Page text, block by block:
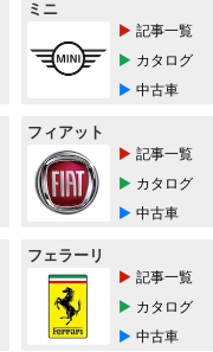
ミニ
記事一覧
カタログ
中古車
フィアット
記事一覧
カタログ
中古車
フェラーリ
記事一覧
カタログ
中古車